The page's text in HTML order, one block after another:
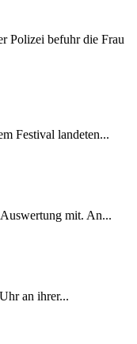
Polizei befuhr die Frau
Festival landeten...
mit. An...
an ihrer...